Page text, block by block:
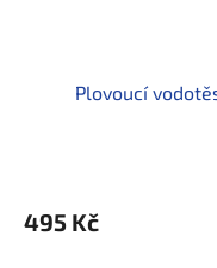
Plovoucí
495 Kč